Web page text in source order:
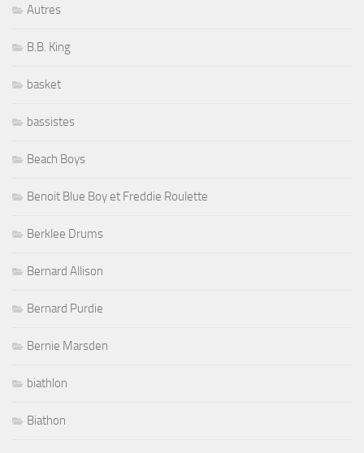
Autres
B.B. King
basket
bassistes
Beach Boys
Benoit Blue Boy et Freddie Roulette
Berklee Drums
Bernard Allison
Bernard Purdie
Bernie Marsden
biathlon
Biathon